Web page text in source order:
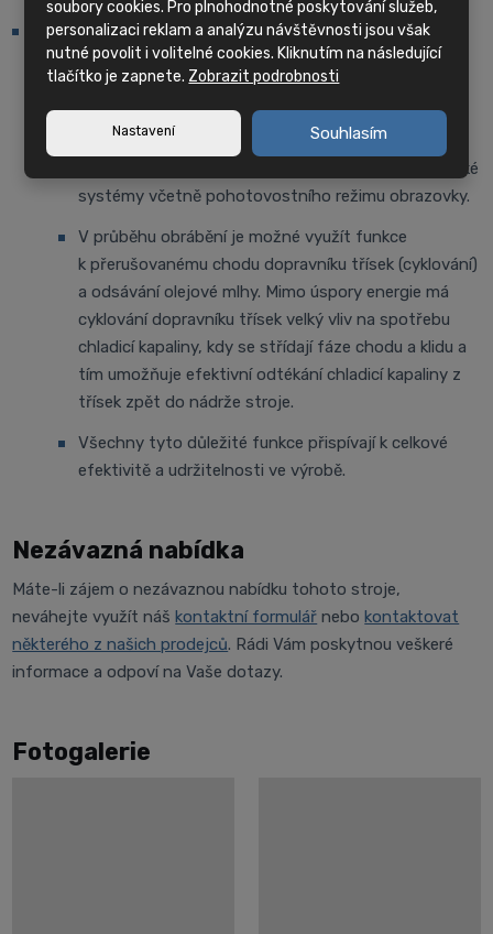
EES (Energy-saving System)
Tato funkce monitoruje stav celého stroje i jeho
jednotlivých komponent a na základě
shromážděných dat řídí spotřebu energie. Během
celého výrobního cyklu optimalizuje chod motorů,
čerpadel chlazení, osvětlení nebo některé hydraulické
systémy včetně pohotovostního režimu obrazovky.
V průběhu obrábění je možné využít funkce
k přerušovanému chodu dopravníku třísek (cyklování)
a odsávání olejové mlhy. Mimo úspory energie má
cyklování dopravníku třísek velký vliv na spotřebu
chladicí kapaliny, kdy se střídají fáze chodu a klidu a
tím umožňuje efektivní odtékání chladicí kapaliny z
třísek zpět do nádrže stroje.
Všechny tyto důležité funkce přispívají k celkové
efektivitě a udržitelnosti ve výrobě.
Nezávazná nabídka
Máte-li zájem o nezávaznou nabídku tohoto stroje,
neváhejte využít náškontaktní formulář nebokontaktovat
některého z našich prodejců. Rádi Vám poskytnou veškeré
informace a odpoví na Vaše dotazy.
Fotogalerie
soubory cookies. Pro plnohodnotné poskytování služeb,
personalizaci reklam a analýzu návštěvnosti jsou však
nutné povolit i volitelné cookies. Kliknutím na následující
tlačítko je zapnete. Zobrazit podrobnosti
Nastavení Souhlasím